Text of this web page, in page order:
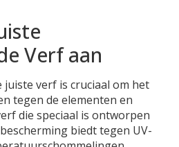
Verf aan
juiste verf is cruciaal om het
tegen de elementen en
die speciaal is ontworpen
biedt tegen UV-